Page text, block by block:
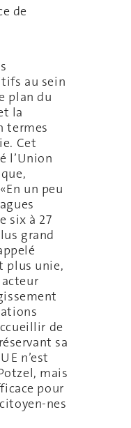
de
au sein
plan du
la
termes
Cet
l’Union
un peu
six à 27
grand
plus unie,
de
sa
n’est
mais
pour
nes